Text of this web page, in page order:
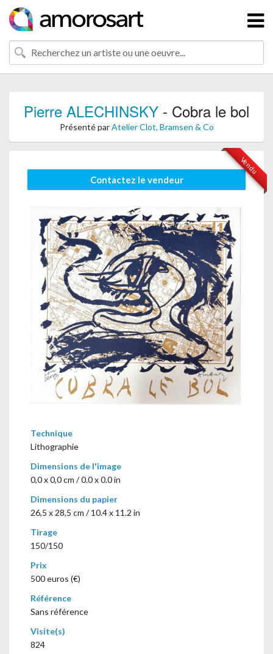
Pierre ALECHINSKY - Cobra le bol
Présenté parAtelier Clot, Bramsen & Co
Vendu
Contactez le vendeur
Technique
Lithographie
Dimensions de l'image
0,0 x 0,0 cm / 0.0 x 0.0 in
Dimensions du papier
26,5 x 28,5 cm / 10.4 x 11.2 in
Tirage
150/150
Prix
500 euros (€)
Référence
Sans référence
Visite(s)
824